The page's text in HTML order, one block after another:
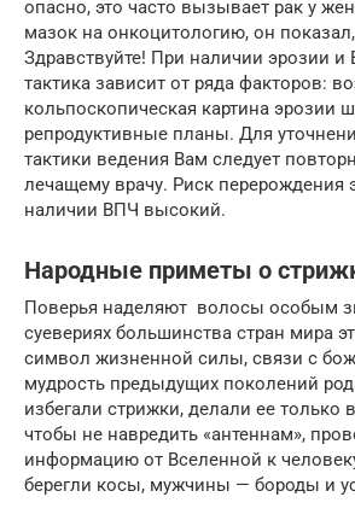
опасно, это часто вызывает рак у
мазок на онкоцитологию, он
Здравствуйте! При наличии эрозии
тактика зависит от ряда факторов:
кольпоскопическая картина эрозии
репродуктивные планы. Для
тактики ведения Вам следует
лечащему врачу. Риск перерождения
наличии ВПЧ высокий.
Народные приметы о
Поверья наделяют волосы особым
суевериях большинства стран мира
символ жизненной силы, связи с
мудрость предыдущих поколений
избегали стрижки, делали ее только
чтобы не навредить «антеннам»,
информацию от Вселенной к
берегли косы, мужчины — бороды и